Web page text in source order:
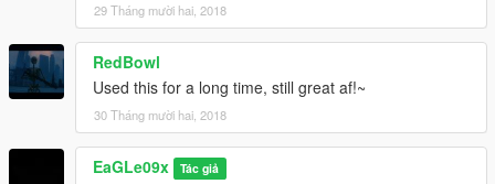
29 Tháng mười hai, 2018
RedBowl
Used this for a long time, still great af!~
30 Tháng mười hai, 2018
EaGLe09x Tác giả